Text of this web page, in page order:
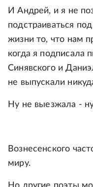
И Андрей, и я не
подстраиваться
жизни то, что нам
когда я подписала
Синявского и
не выпускали
Ну не выезжала -
Вознесенского
миру.